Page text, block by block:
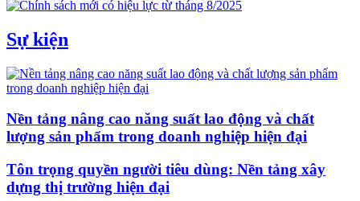
Sự kiện
Nền tảng nâng cao năng suất lao động và chất
lượng sản phẩm trong doanh nghiệp hiện đại
Tôn trọng quyền người tiêu dùng: Nền tảng xây
dựng thị trường hiện đại